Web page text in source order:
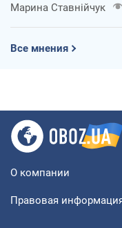
Марина Ставнійчук
Все мнения
О компании
Правовая